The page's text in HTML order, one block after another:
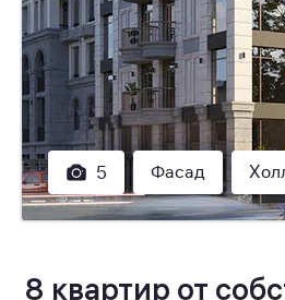
5 Фасад
8 квартир от